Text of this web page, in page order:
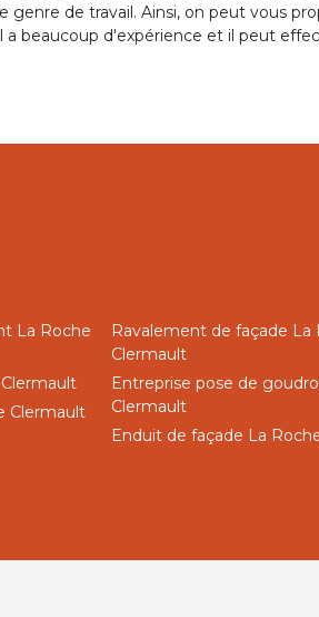
de travail. Ainsi, on peut vous
beaucoup d'expérience et il peut
La Roche
Clermault
Ravalement de façade La
Clermault
Entreprise pose de
Clermault
Enduit de façade La